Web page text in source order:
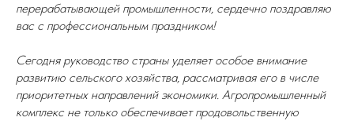
перерабатывающей промышленности, сердечно поздравляю
вас с профессиональным праздником!
Сегодня руководство страны уделяет особое внимание
развитию сельского хозяйства, рассматривая его в числе
приоритетных направлений экономики. Агропромышленный
комплекс не только обеспечивает продовольственную